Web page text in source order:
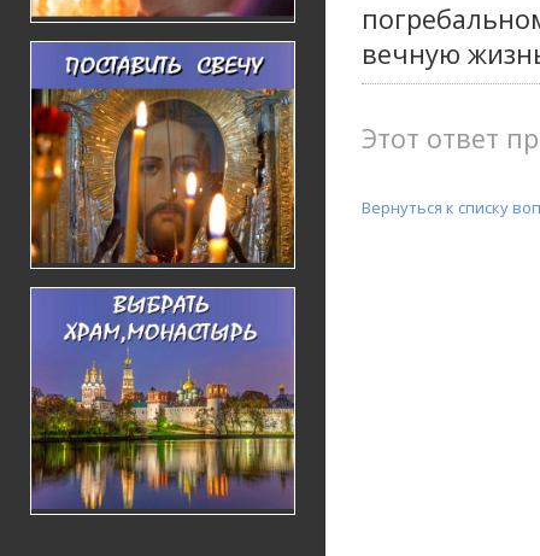
вечную
Этот ответ
Вернуться к списку